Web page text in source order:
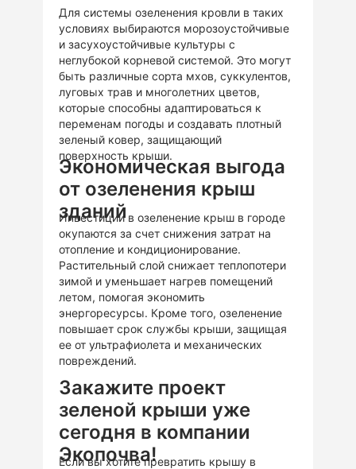
Для системы озеленения кровли в таких
условиях выбираются морозоустойчивые
и засухоустойчивые культуры с
неглубокой корневой системой. Это могут
быть различные сорта мхов, суккулентов,
луговых трав и многолетних цветов,
которые способны адаптироваться к
переменам погоды и создавать плотный
зеленый ковер, защищающий
поверхность крыши.
Экономическая выгода
от озеленения крыш
зданий
Инвестиции в озеленение крыш в городе
окупаются за счет снижения затрат на
отопление и кондиционирование.
Растительный слой снижает теплопотери
зимой и уменьшает нагрев помещений
летом, помогая экономить
энергоресурсы. Кроме того, озеленение
повышает срок службы крыши, защищая
ее от ультрафиолета и механических
повреждений.
Закажите проект
зеленой крыши уже
сегодня в компании
Экопочва!
Если вы хотите превратить крышу в